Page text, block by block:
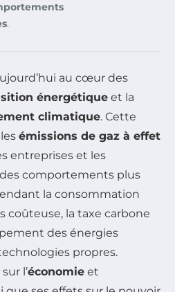
.
au cœur des
énergétique et la
climatique. Cette
émissions de gaz à effet
entreprises et les
comportements plus
la consommation
coûteuse, la taxe carbone
des énergies
propres.
l’économie et